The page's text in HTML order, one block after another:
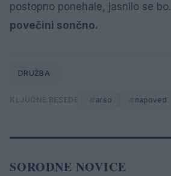
postopno ponehale, jasnilo se bo.
povečini sončno.
DRUŽBA
arso napoved
SORODNE NOVICE